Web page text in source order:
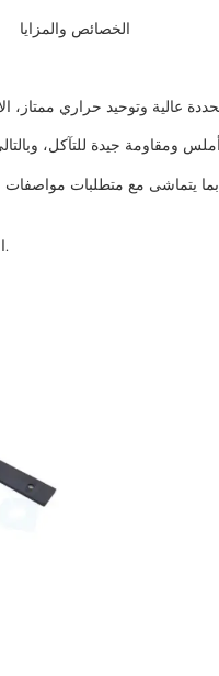
الخصائص والمزايا
5. الموصلية الحرارية الجيدة، معامل التمدد المنخفض.